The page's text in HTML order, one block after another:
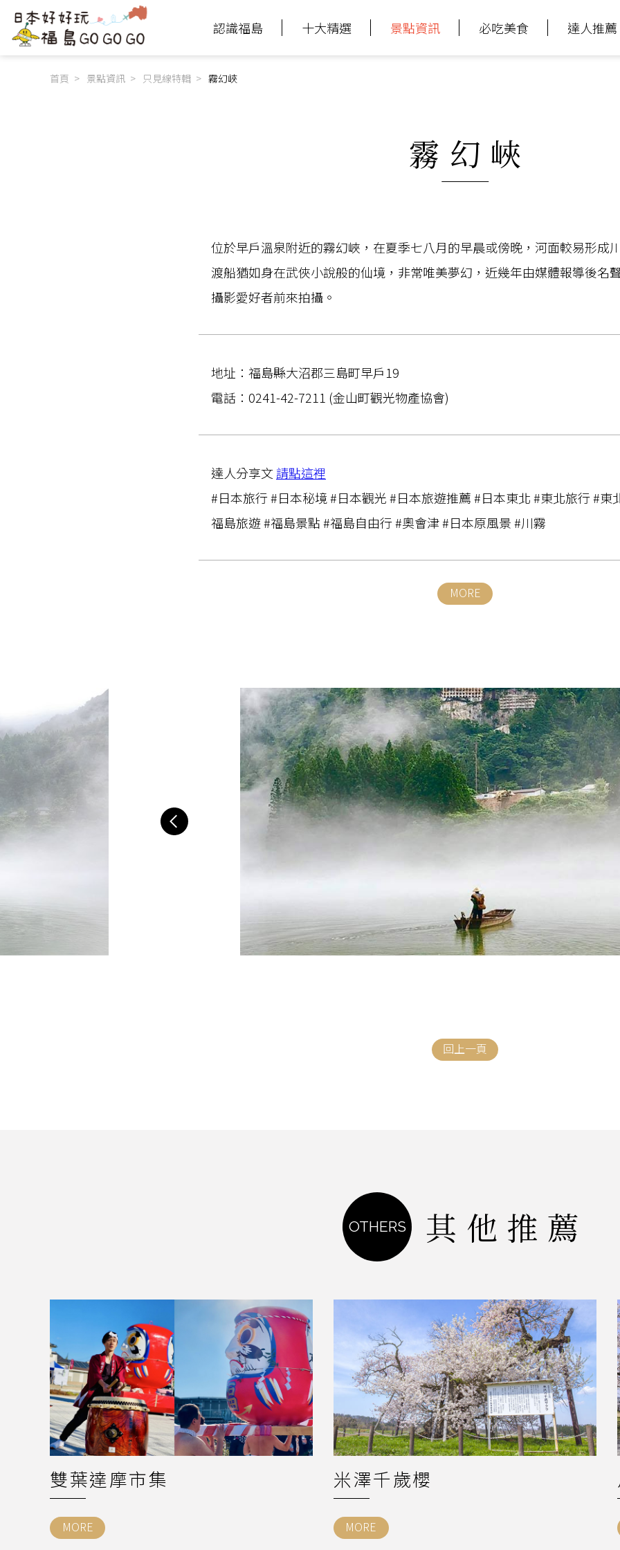
認識福島 十大精選 景點資訊 必吃美食 達人推薦
首頁 景點資訊 只見線特輯 霧幻峽
霧幻峽
位於早戶溫泉附近的霧幻峽，在夏季七八月的早晨或傍晚，河面較易形成
渡船猶如身在武俠小說般的仙境，非常唯美夢幻，近幾年由媒體報導後名
攝影愛好者前來拍攝。
地址：福島縣大沼郡三島町早戶19
電話：0241-42-7211 (金山町觀光物產協會)
達人分享文請點這裡
#日本旅行 #日本秘境 #日本觀光 #日本旅遊推薦 #日本東北 #東北旅行 #東
福島旅遊 #福島景點 #福島自由行 #奧會津 #日本原風景 #川霧
MORE
回上一頁
OTHERS 其他推薦
雙葉達摩市集
MORE
米澤千歲櫻
MORE